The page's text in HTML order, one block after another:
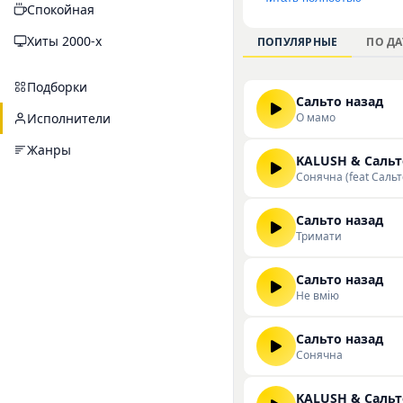
Спокойная
Хиты 2000-х
Подборки
Исполнители
Жанры
ориентирована на
композиции с
ПОПУЛЯРНЫЕ ПО
Сальто назад
О мамо
KALUSH &
Сонячна (feat
Сальто назад
Тримати
Сальто назад
Не вмію
Сальто назад
Сонячна
KALUSH &